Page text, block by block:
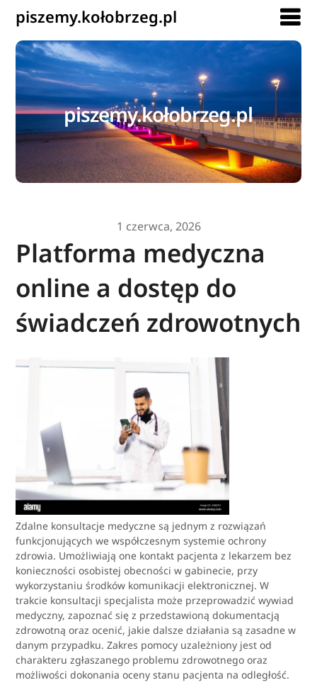
piszemy.kołobrzeg.pl
piszemy.kołobrzeg.pl
1 czerwca, 2026
Platforma medyczna
online a dostęp do
świadczeń zdrowotnych
Zdalne konsultacje medyczne są jednym z rozwiązań
funkcjonujących we współczesnym systemie ochrony
zdrowia. Umożliwiają one kontakt pacjenta z lekarzem bez
konieczności osobistej obecności w gabinecie, przy
wykorzystaniu środków komunikacji elektronicznej. W
trakcie konsultacji specjalista może przeprowadzić wywiad
medyczny, zapoznać się z przedstawioną dokumentacją
zdrowotną oraz ocenić, jakie dalsze działania są zasadne w
danym przypadku. Zakres pomocy uzależniony jest od
charakteru zgłaszanego problemu zdrowotnego oraz
możliwości dokonania oceny stanu pacjenta na odległość.